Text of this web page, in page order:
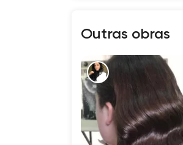
Outras obras